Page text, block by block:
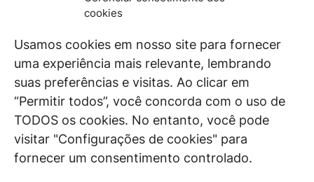
cookies
Usamos cookies em nosso site para fornecer
uma experiência mais relevante, lembrando
suas preferências e visitas. Ao clicar em
“Permitir todos”, você concorda com o uso de
TODOS os cookies. No entanto, você pode
visitar "Configurações de cookies" para
fornecer um consentimento controlado.
De maneira independente, os autores e
juristas e doutrinadores nacionais, se posicionam
diante de questões relevantes do cotidiano e
universo jurídico.